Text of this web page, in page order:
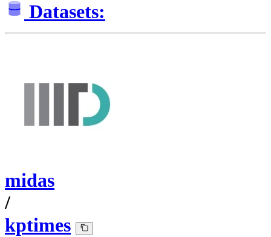
Datasets:
midas
/
kptimes